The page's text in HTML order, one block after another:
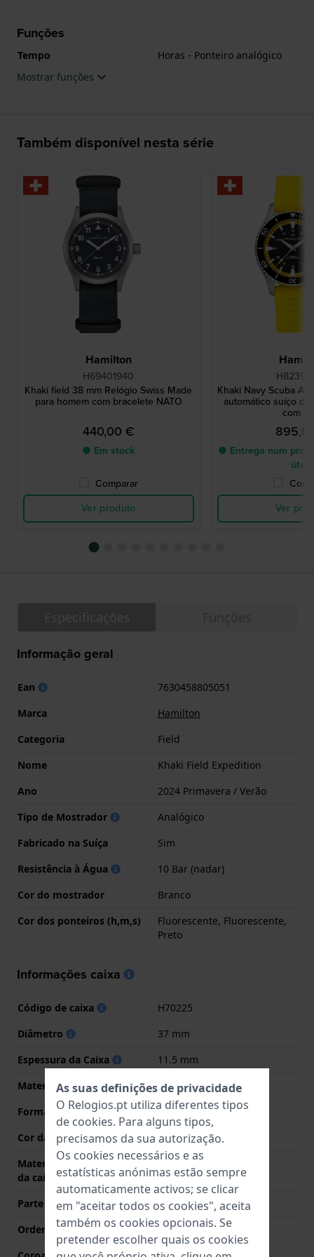
relógio é adaptado à natação. O relógio tem
Garantia de 2 anos.
Funções
Tempo
Horas - Ponteiro analógico
Mostrar funções
Também disponível nesta série
Hamilton
H69401940
Khaki field 38 mm Relógio Swiss Made
para homem com bracelete NATO
440,00 €
● Em stock
Comparar
Ver produto
Khaki Navy Scuba
automático suíço
com
● Entrega num
úteis
Ver
Informação geral
Ean
7630458805051
Marca
Hamilton
Categoria
Field
Nome
Khaki Field Expedition
Ano
2024 Primavera / Verão
Tipo de Mostrador
Analógico
Fabricado na Suíça
Sim
Resistência à Água
10 Bar (nadar)
Cor do mostrador
Branco
Cor dos ponteiros (h,m,s)
Fluorescente, Fluorescente,
Preto
Informações caixa
Código de caixa
H70225
Diâmetro
37 mm
Espessura da Caixa
11.5 mm
Material
Aço inoxidável
Forma da Caixa
Redondo
Cor da caixa
Prata
Material da parte de trás
da caixa
Aço inoxidável
Parte de trás da caixa
Transparente
Ordenar vidro
Safira
As suas definições de privacidade
O Relogios.pt utiliza diferentes tipos
de cookies. Para alguns tipos,
precisamos da sua autorização.
Os cookies necessários e as
estatísticas anónimas estão sempre
automaticamente activos; se clicar
em "aceitar todos os cookies", aceita
também os cookies opcionais. Se
pretender escolher quais os cookies